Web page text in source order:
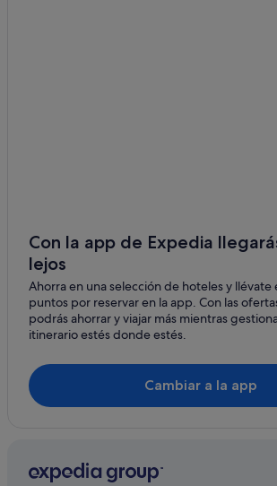
Pensiones en Es Capdellà
Villas en Calvià
Hoteles de 5 estrellas en Calvià
Albergues en Calvià
Hoteles de 3 estrellas en Calvià
Hoteles históricos en Palmanova
Hoteles baratos en Calvià
Son Ferrer
Son Vida
Portals Vells
Con la app de Expedia
lejos
Ahorra en una selección de hoteles y
puntos por reservar en la app. Con las
podrás ahorrar y viajar más mientras
itinerario estés donde estés.
Cambiar a la app